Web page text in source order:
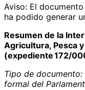
Aviso: El
ha podido generar
Resumen de la
Agricultura, Pesca
(expediente 172/
Tipo de
formal del